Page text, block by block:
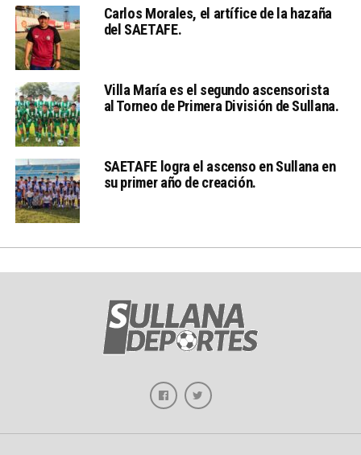
Carlos Morales, el artífice de la hazaña
del SAETAFE.
Villa María es el segundo ascensorista
al Torneo de Primera División de Sullana.
SAETAFE logra el ascenso en Sullana en
su primer año de creación.